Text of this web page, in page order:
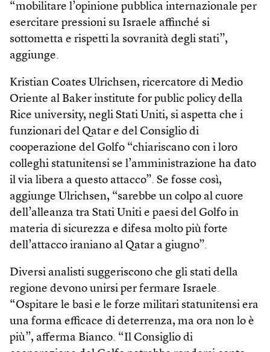
“mobilitare l’opinione pubblica internazionale per
esercitare pressioni su Israele affinché si
sottometta e rispetti la sovranità degli stati”,
aggiunge.
Kristian Coates Ulrichsen, ricercatore di Medio
Oriente al Baker institute for public policy della
Rice university, negli Stati Uniti, si aspetta che i
funzionari del Qatar e del Consiglio di
cooperazione del Golfo “chiariscano con i loro
colleghi statunitensi se l’amministrazione ha dato
il via libera a questo attacco”. Se fosse così,
aggiunge Ulrichsen, “sarebbe un colpo al cuore
dell’alleanza tra Stati Uniti e paesi del Golfo in
materia di sicurezza e difesa molto più forte
dell’attacco iraniano al Qatar a giugno”.
Diversi analisti suggeriscono che gli stati della
regione devono unirsi per fermare Israele.
“Ospitare le basi e le forze militari statunitensi era
una forma efficace di deterrenza, ma ora non lo è
più”, afferma Bianco. “Il Consiglio di